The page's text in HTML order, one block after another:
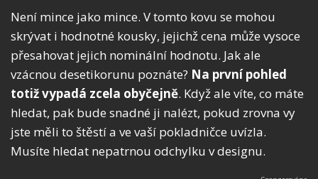
Není mince jako mince. V tomto kovu se mohou
skrývat i hodnotné kousky, jejichž cena může vysoce
přesahovat jejich nominální hodnotu. Jak ale
vzácnou desetikorunu poznáte? Na první pohled
totiž vypadá zcela obyčejně. Když ale víte, co máte
hledat, pak bude snadné ji nalézt, pokud zrovna vy
jste měli to štěstí a ve vaší pokladničce uvízla.
Musíte hledat nepatrnou odchylku v designu.